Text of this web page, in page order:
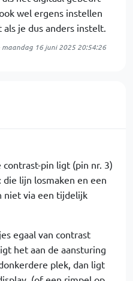
wel ergens instellen
je dus anders instelt.
maandag 16 juni 2025 20:54:26
pin ligt (pin nr. 3)
lijn losmaken en een
niet via een tijdelijk
egaal van contrast
het aan de aansturing
plek, dan ligt